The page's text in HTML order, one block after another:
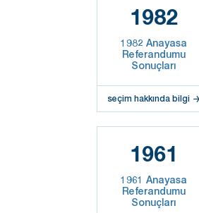
1982
1982 Anayasa
Referandumu
Sonuçları
seçim hakkında bilgi
1961
1961 Anayasa
Referandumu
Sonuçları